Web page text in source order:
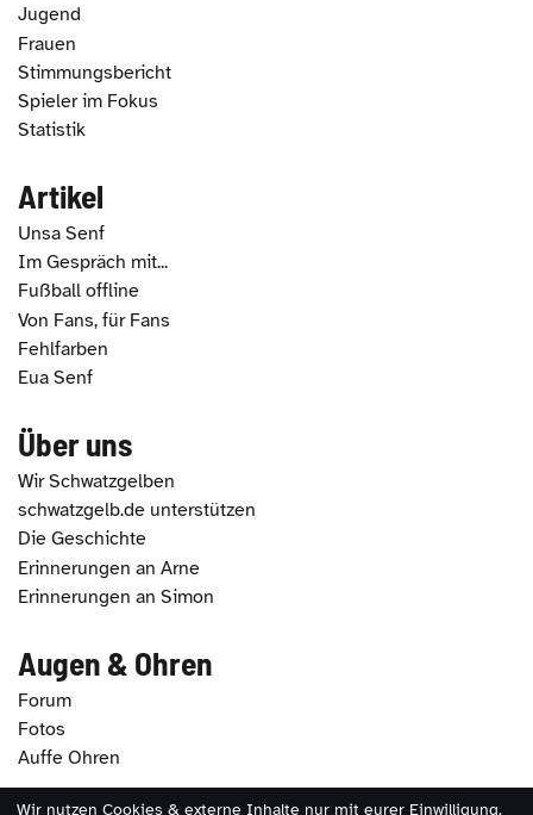
Jugend
Frauen
Stimmungsbericht
Spieler im Fokus
Statistik
Artikel
Unsa Senf
Im Gespräch mit...
Fußball offline
Von Fans, für Fans
Fehlfarben
Eua Senf
Über uns
Wir Schwatzgelben
schwatzgelb.de unterstützen
Die Geschichte
Erinnerungen an Arne
Erinnerungen an Simon
Augen & Ohren
Forum
Fotos
Auffe Ohren
Wir nutzen Cookies & externe Inhalte nur mit eurer Einwilligung.